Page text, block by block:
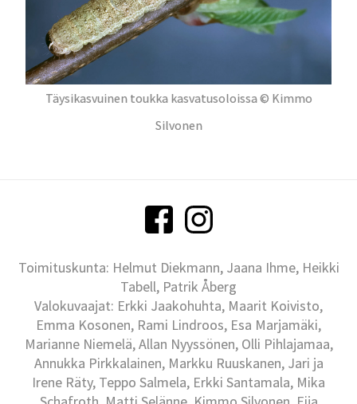
Täysikasvuinen toukka kasvatusoloissa © Kimmo
Silvonen
Toimituskunta: Helmut Diekmann, Jaana Ihme, Heikki
Tabell, Patrik Åberg
Valokuvaajat: Erkki Jaakohuhta, Maarit Koivisto,
Emma Kosonen, Rami Lindroos, Esa Marjamäki,
Marianne Niemelä, Allan Nyyssönen, Olli Pihlajamaa,
Annukka Pirkkalainen, Markku Ruuskanen, Jari ja
Irene Räty, Teppo Salmela, Erkki Santamala, Mika